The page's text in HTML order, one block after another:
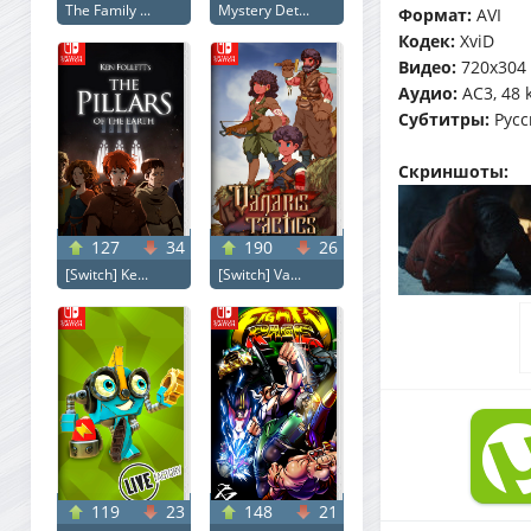
The Family ... Mystery Det...
127 34
[Switch] Ke...
190 26
[Switch] Va...
119 23 148 21
Формат: AVI
Кодек: XviD
Видео:
Аудио: AC3, 48
Субтитры:
Скриншоты: